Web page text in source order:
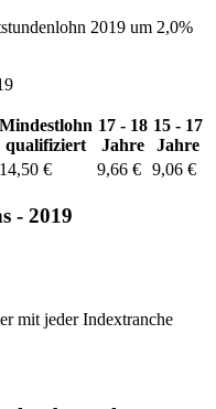
2019 um 2,0%
Mindestlohn
qualifiziert
17 - 18
Jahre
15 - 17
Jahre
14,50 € 9,66 € 9,06 €
- 2019
mit jeder Indextranche